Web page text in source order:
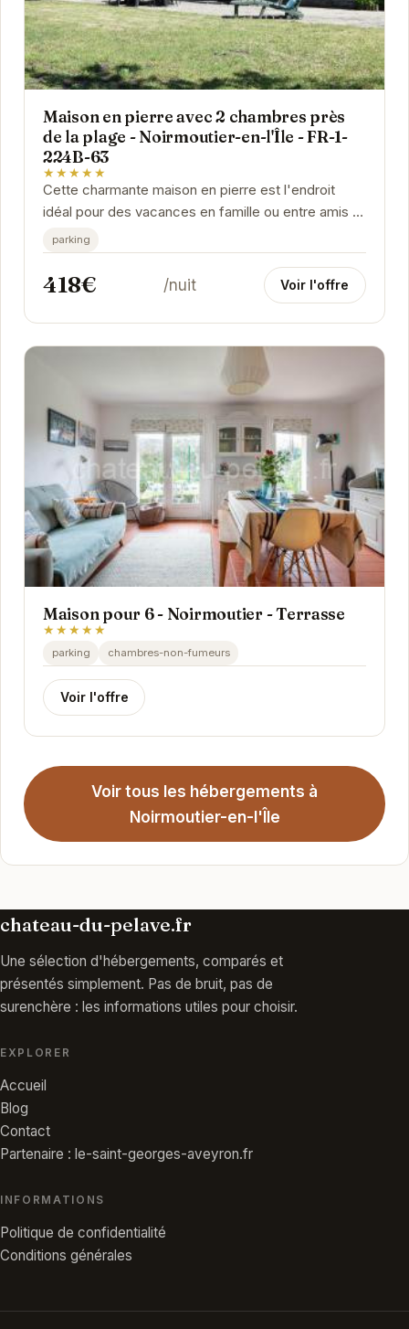
Maison en pierre avec 2 chambres près
de la plage - Noirmoutier-en-l'Île - FR-1-
224B-63
★★★★★
Cette charmante maison en pierre est l'endroit
idéal pour des vacances en famille ou entre amis à
Noirmoutier-en-l'Île. Sa proximité avec la...
parking
418€ /nuit Voir l'offre
Maison pour 6 - Noirmoutier - Terrasse
★★★★★
parking chambres-non-fumeurs
Voir l'offre
Voir tous les hébergements à
Noirmoutier-en-l'Île
chateau-du-pelave.fr
Une sélection d'hébergements, comparés et
présentés simplement. Pas de bruit, pas de
surenchère : les informations utiles pour choisir.
EXPLORER
Accueil
Blog
Contact
Partenaire : le-saint-georges-aveyron.fr
INFORMATIONS
Politique de confidentialité
Conditions générales